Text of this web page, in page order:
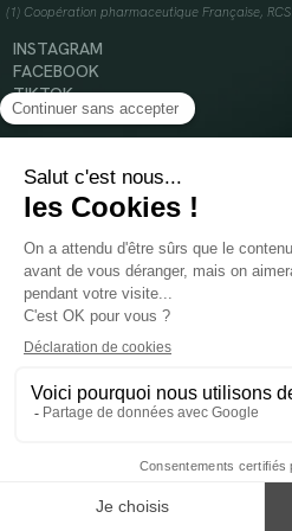
(1) Coopération pharmaceutique Française,
INSTAGRAM
FACEBOOK
TIKTOK
YOUTUBE
© 2024 Oenobiol Paris
Mentions légales
Politique en matière de cookies
POUR VOTRE SANTÉ, MANGEZ AU MOINS
Les complément alimentaires doivent être
ne pas être utilisés comme substituts d'un